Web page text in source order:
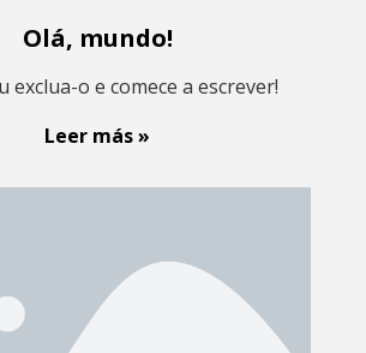
Olá, mundo!
exclua-o e comece a escrever!
Leer más »